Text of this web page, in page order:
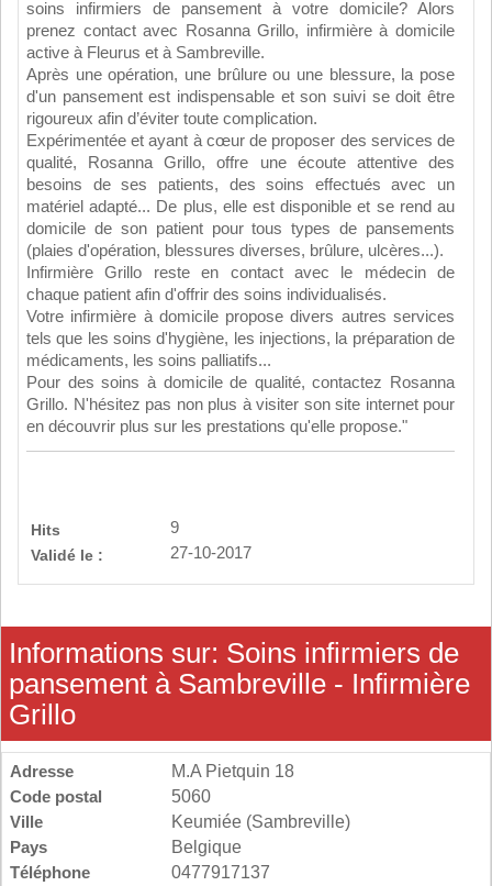
soins infirmiers de pansement à votre domicile? Alors
prenez contact avec Rosanna Grillo, infirmière à domicile
active à Fleurus et à Sambreville.
Après une opération, une brûlure ou une blessure, la pose
d'un pansement est indispensable et son suivi se doit être
rigoureux afin d’éviter toute complication.
Expérimentée et ayant à cœur de proposer des services de
qualité, Rosanna Grillo, offre une écoute attentive des
besoins de ses patients, des soins effectués avec un
matériel adapté... De plus, elle est disponible et se rend au
domicile de son patient pour tous types de pansements
(plaies d'opération, blessures diverses, brûlure, ulcères...).
Infirmière Grillo reste en contact avec le médecin de
chaque patient afin d'offrir des soins individualisés.
Votre infirmière à domicile propose divers autres services
tels que les soins d'hygiène, les injections, la préparation de
médicaments, les soins palliatifs...
Pour des soins à domicile de qualité, contactez Rosanna
Grillo. N'hésitez pas non plus à visiter son site internet pour
en découvrir plus sur les prestations qu'elle propose."
Hits
9
Validé le :
27-10-2017
Informations sur: Soins infirmiers de
pansement à Sambreville - Infirmière
Grillo
Adresse
M.A Pietquin 18
Code postal
5060
Ville
Keumiée (Sambreville)
Pays
Belgique
Téléphone
0477917137